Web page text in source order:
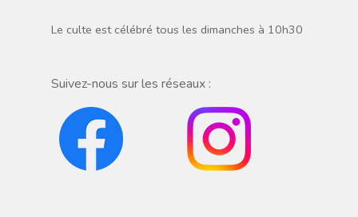
Le culte est célébré tous les dimanches à 10h30
Suivez-nous sur les réseaux :